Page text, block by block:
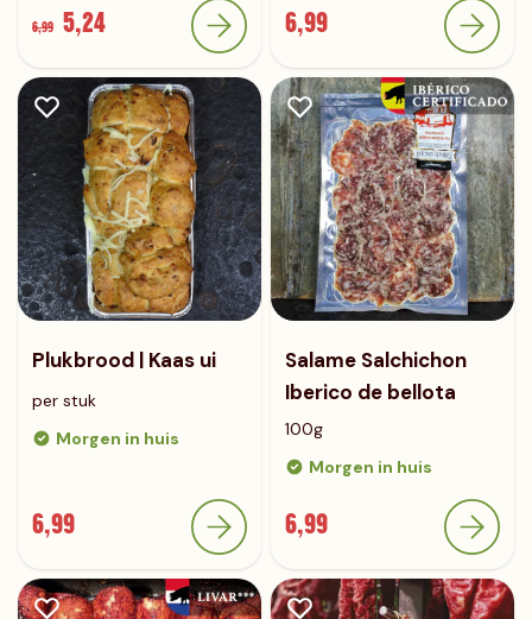
6,99 5,24 6,99
Plukbrood | Kaas ui
per stuk
Morgen in huis
6,99
Salame Salchichon
Iberico de bellota
100g
Morgen in huis
6,99